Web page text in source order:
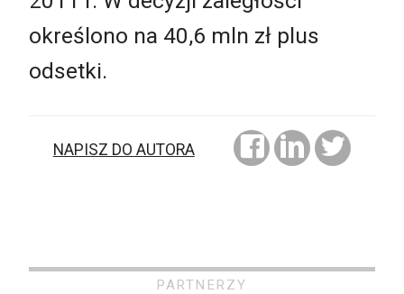
określono na 40,6 mln zł plus
odsetki.
NAPISZ DO AUTORA
PARTNERZY